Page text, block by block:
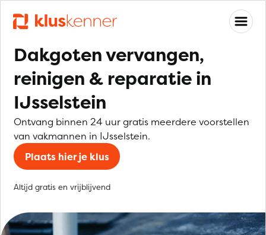
Dakgoten vervangen,
reinigen & reparatie in
IJsselstein
Ontvang binnen 24 uur gratis meerdere voorstellen
van vakmannen in IJsselstein.
Plaats hier je klus
Altijd gratis en vrijblijvend